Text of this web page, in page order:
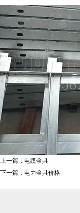
上一篇： 电缆金具
下一篇： 电力金具价格